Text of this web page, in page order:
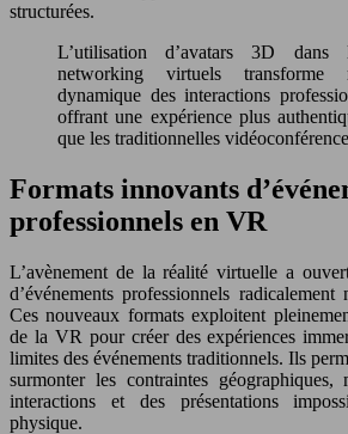
structurées.
L’utilisation d’avatars 3D dans
networking virtuels transforme
dynamique des interactions
offrant une expérience plus
que les traditionnelles
Formats innovants
professionnels en VR
L’avènement de la réalité virtuelle a
d’événements professionnels
Ces nouveaux formats exploitent
de la VR pour créer des expériences
limites des événements traditionnels. Ils
surmonter les contraintes
interactions et des présentations
physique.